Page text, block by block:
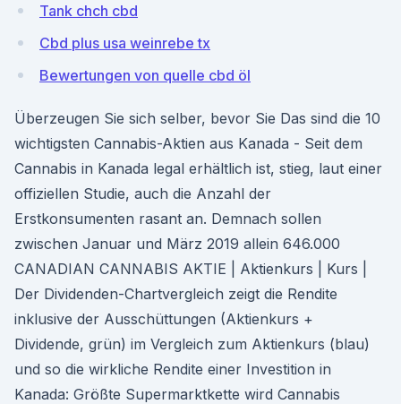
Tank chch cbd
Cbd plus usa weinrebe tx
Bewertungen von quelle cbd öl
Überzeugen Sie sich selber, bevor Sie Das sind die 10
wichtigsten Cannabis-Aktien aus Kanada - Seit dem
Cannabis in Kanada legal erhältlich ist, stieg, laut einer
offiziellen Studie, auch die Anzahl der
Erstkonsumenten rasant an. Demnach sollen
zwischen Januar und März 2019 allein 646.000
CANADIAN CANNABIS AKTIE | Aktienkurs | Kurs |
Der Dividenden-Chartvergleich zeigt die Rendite
inklusive der Ausschüttungen (Aktienkurs +
Dividende, grün) im Vergleich zum Aktienkurs (blau)
und so die wirkliche Rendite einer Investition in
Kanada: Größte Supermarktkette wird Cannabis